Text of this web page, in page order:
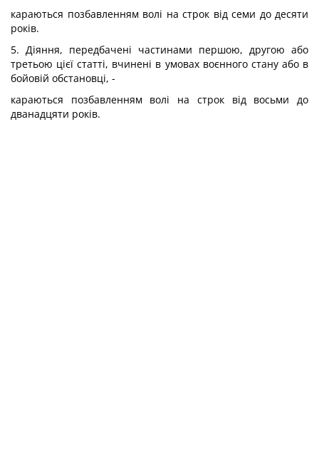
караються позбавленням волі на строк від семи до десяти
років.
5. Діяння, передбачені частинами першою, другою або
третьою цієї статті, вчинені в умовах воєнного стану або в
бойовій обстановці, -
караються позбавленням волі на строк від восьми до
дванадцяти років.